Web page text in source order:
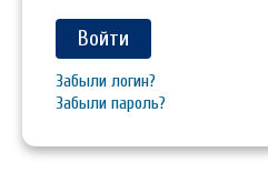
Войти
Забыли логин?
Забыли пароль?